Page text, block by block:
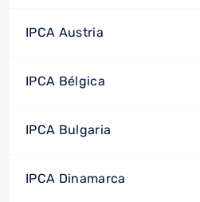
IPCA Austria
IPCA Bélgica
IPCA Bulgaria
IPCA Dinamarca